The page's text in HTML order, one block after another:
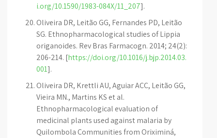
i.org/10.1590/1983-084X/11_207].
Oliveira DR, Leitão GG, Fernandes PD, Leitão
SG. Ethnopharmacological studies of Lippia
origanoides. Rev Bras Farmacogn. 2014; 24(2):
206-214. [https://doi.org/10.1016/j.bjp.2014.03.
001].
Oliveira DR, Krettli AU, Aguiar ACC, Leitão GG,
Vieira MN., Martins KS et al.
Ethnopharmacological evaluation of
medicinal plants used against malaria by
Quilombola Communities from Oriximiná,